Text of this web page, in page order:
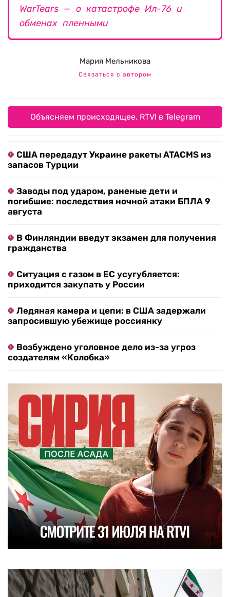
WarTears — о катастрофе Ил-76 и
обменах пленными
Мария Мельникова
Связаться с автором
Объясняем происходящее. RTVI в Telegram
США передадут Украине ракеты ATACMS из
запасов Турции
Заводы под ударом, раненые дети и
погибшие: последствия ночной атаки БПЛА 9
августа
В Финляндии введут экзамен для получения
гражданства
Ситуация с газом в ЕС усугубляется:
приходится закупать у России
Ледяная камера и цепи: в США задержали
запросившую убежище россиянку
Возбуждено уголовное дело из-за угроз
создателям «Колобка»